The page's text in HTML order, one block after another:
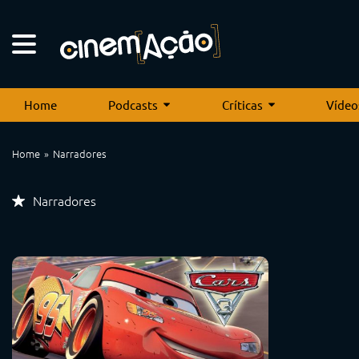
Home Podcasts Críticas
Home Narradores
Narradores